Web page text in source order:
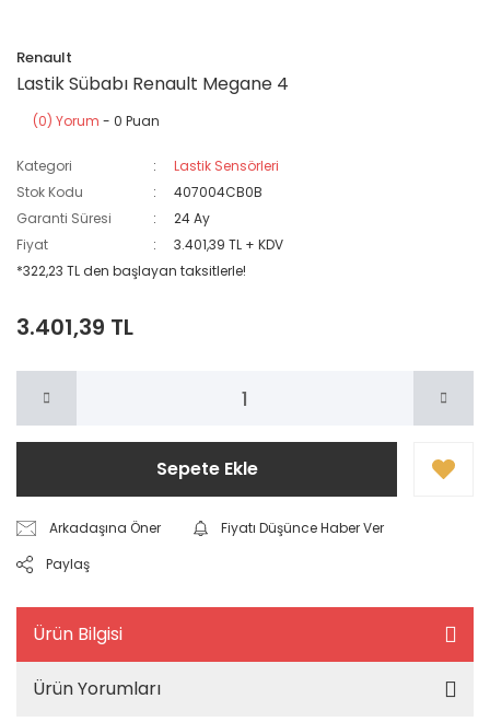
Renault
Lastik Sübabı Renault Megane 4
(0) Yorum - 0 Puan
Kategori
Lastik Sensörleri
Stok Kodu
407004CB0B
Garanti Süresi
24 Ay
Fiyat
3.401,39 TL + KDV
*322,23 TL den başlayan taksitlerle!
3.401,39 TL
Sepete Ekle
Arkadaşına Öner
Fiyatı Düşünce Haber Ver
Paylaş
Ürün Bilgisi
Ürün Yorumları